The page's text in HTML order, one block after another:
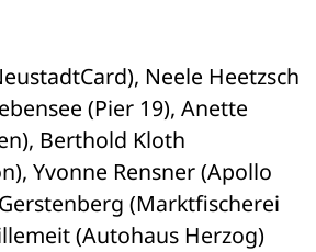
Neele Heetzsch
(Pier 19), Anette
Berthold Kloth
Yvonne Rensner (Apollo
(Marktfischerei
(Autohaus Herzog)